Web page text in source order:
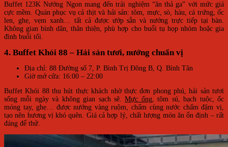
Buffet 123K Nướng Ngon mang đến trải nghiệm “ăn thả ga” với mức giá
cực mềm. Quán phục vụ cả thịt và hải sản: tôm, mực, sò, hàu, cá trứng, ốc
len, ghẹ, vẹm xanh… tất cả được ướp sẵn và nướng trực tiếp tại bàn.
Không gian bình dân, thân thiện, phù hợp cho buổi tụ họp nhóm hoặc gia
đình buổi tối.
4. Buffet Khói 88 – Hải sản tươi, nướng chuẩn vị
Địa chỉ: 88 Đường số 7, P. Bình Trị Đông B, Q. Bình Tân
Giờ mở cửa: 16:00 – 22:00
Buffet Khói 88 thu hút thực khách nhờ thực đơn phong phú, hải sản tươi
sống mỗi ngày và không gian sạch sẽ.Mực ống, tôm sú, bạch tuộc, ốc
móng tay, ghẹ… được nướng vàng ruộm, chấm cùng nước chấm đậm vị,
tạo nên hương vị khó quên. Giá cả hợp lý, chất lượng món ăn ổn định – rất
đáng để thử.